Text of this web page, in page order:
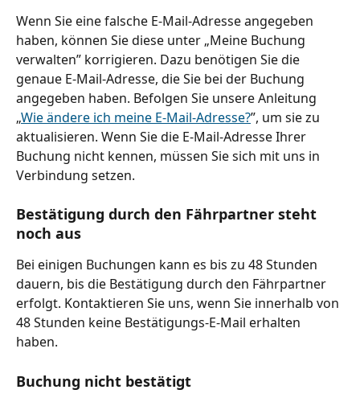
Wenn Sie eine falsche E-Mail-Adresse angegeben
haben, können Sie diese unter „Meine Buchung
verwalten” korrigieren. Dazu benötigen Sie die
genaue E-Mail-Adresse, die Sie bei der Buchung
angegeben haben. Befolgen Sie unsere Anleitung
„Wie ändere ich meine E-Mail-Adresse?”, um sie zu
aktualisieren. Wenn Sie die E-Mail-Adresse Ihrer
Buchung nicht kennen, müssen Sie sich mit uns in
Verbindung setzen.
Bestätigung durch den Fährpartner steht
noch aus
Bei einigen Buchungen kann es bis zu 48 Stunden
dauern, bis die Bestätigung durch den Fährpartner
erfolgt. Kontaktieren Sie uns, wenn Sie innerhalb von
48 Stunden keine Bestätigungs-E-Mail erhalten
haben.
Buchung nicht bestätigt